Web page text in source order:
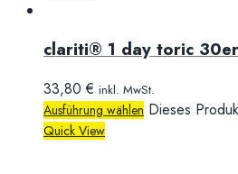
clariti® 1 day toric 30er
33,80€ inkl. MwSt.
Ausführung wählen Dieses
Quick View